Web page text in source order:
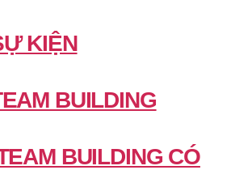
KIỆN
BUILDING
BUILDING CÓ